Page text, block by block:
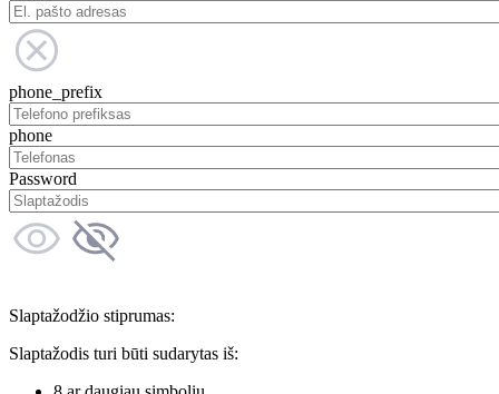
phone_prefix
phone
Password
Slaptažodžio stiprumas:
Slaptažodis turi būti sudarytas iš: